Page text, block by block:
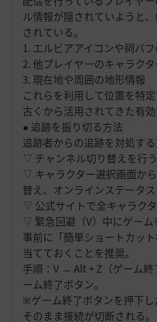
ル情報が隠されていようと
されている。
1. エルビアアイコンや祠バ
2. 他プレイヤーのキャラクタ
3. 現在地や周囲の地形情報
これらを利用して位置を特
古くから活用されてきた有効
● 追跡を振り切る方法
追跡者からの追跡を対処する
▽ チャンネル切り替えを行う
▽ キャラクター選択画面か
替え、オンラインステータ
▽ 公式サイトで全キャラク
▽ 緊急回避（V）中にゲーム
事前に「簡単ショートカッ
当てておくことを推奨。
手順：V → Alt + Z（ゲーム
ーム終了ボタン。
※ゲーム終了ボタンを押下し
そのまま接続が切断される。